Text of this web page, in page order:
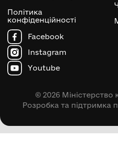
Політика
конфіденційності
Facebook
Instagram
Youtube
© 2026 Міністерство
Розробка та підтримка